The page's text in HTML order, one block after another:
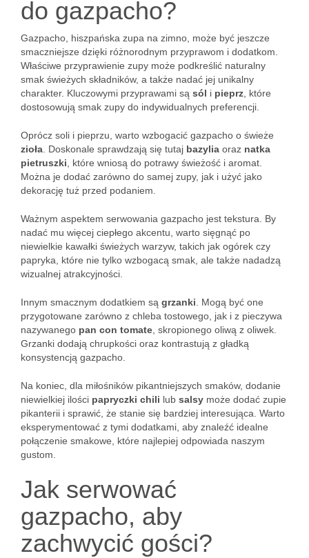
do gazpacho?
Gazpacho, hiszpańska zupa na zimno, może być jeszcze
smaczniejsze dzięki różnorodnym przyprawom i dodatkom.
Właściwe przyprawienie zupy może podkreślić naturalny
smak świeżych składników, a także nadać jej unikalny
charakter. Kluczowymi przyprawami są sól i pieprz , które
dostosowują smak zupy do indywidualnych preferencji.
Oprócz soli i pieprzu, warto wzbogacić gazpacho o świeże
zioła . Doskonale sprawdzają się tutaj bazylia oraz natka
pietruszki , które wniosą do potrawy świeżość i aromat.
Można je dodać zarówno do samej zupy, jak i użyć jako
dekorację tuż przed podaniem.
Ważnym aspektem serwowania gazpacho jest tekstura. By
nadać mu więcej ciepłego akcentu, warto sięgnąć po
niewielkie kawałki świeżych warzyw, takich jak ogórek czy
papryka, które nie tylko wzbogacą smak, ale także nadadzą
wizualnej atrakcyjności.
Innym smacznym dodatkiem są grzanki . Mogą być one
przygotowane zarówno z chleba tostowego, jak i z pieczywa
nazywanego pan con tomate , skropionego oliwą z oliwek.
Grzanki dodają chrupkości oraz kontrastują z gładką
konsystencją gazpacho.
Na koniec, dla miłośników pikantniejszych smaków, dodanie
niewielkiej ilości papryczki chili lub salsy może dodać zupie
pikanterii i sprawić, że stanie się bardziej interesująca. Warto
eksperymentować z tymi dodatkami, aby znaleźć idealne
połączenie smakowe, które najlepiej odpowiada naszym
gustom.
Jak serwować
gazpacho, aby
zachwycić gości?